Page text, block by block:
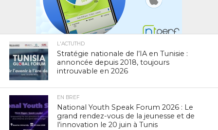
L'ACTUTHD
Stratégie nationale de l’IA en Tunisie :
annoncée depuis 2018, toujours
introuvable en 2026
EN BREF
National Youth Speak Forum 2026 : Le
grand rendez-vous de la jeunesse et de
l’innovation le 20 juin à Tunis